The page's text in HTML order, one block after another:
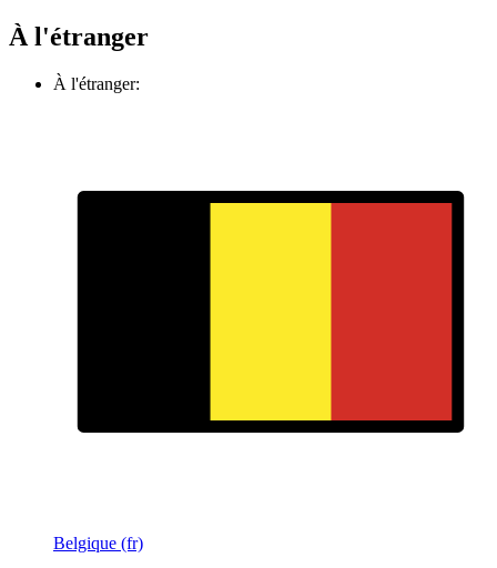
À l'étranger
À l'étranger:
Belgique (fr)